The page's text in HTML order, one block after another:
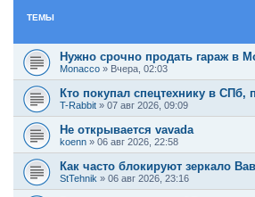
ТЕМЫ
Нужно срочно продать гараж в
Monacco » Вчера, 02:03
Кто покупал спецтехнику в СПб,
T-Rabbit » 07 авг 2026, 09:09
Не открывается vavada
koenn » 06 авг 2026, 22:58
Как часто блокируют зеркало
StTehnik » 06 авг 2026, 23:16